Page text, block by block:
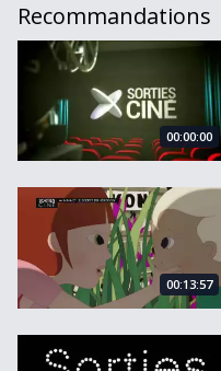
Recommandations
Sorties Ciné - En salles le
00:00:00
Les sorties ciné du 11
00:13:57
Sorties Ciné - En salles le